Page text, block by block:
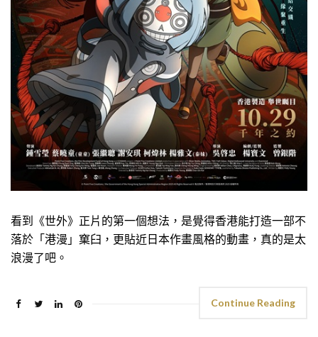
看到《世外》正片的第一個想法，是覺得香港能打造一部不
落於「港漫」窠臼，更貼近日本作畫風格的動畫，真的是太
浪漫了吧。
Continue Reading